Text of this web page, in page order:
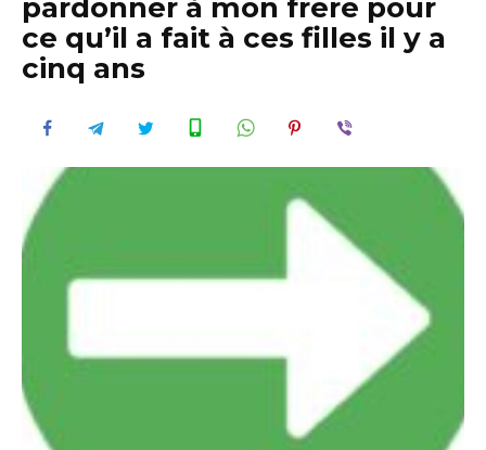
pardonner à mon frère pour
ce qu’il a fait à ces filles il y a
cinq ans